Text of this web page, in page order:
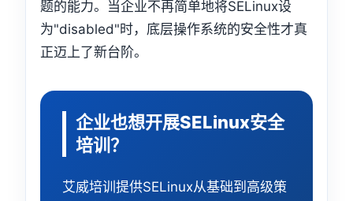
题的能力。当企业不再简单地将SELinux设
为"disabled"时，底层操作系统的安全性才真
正迈上了新台阶。
企业也想开展SELinux安全
培训？
艾威培训提供SELinux从基础到高级策